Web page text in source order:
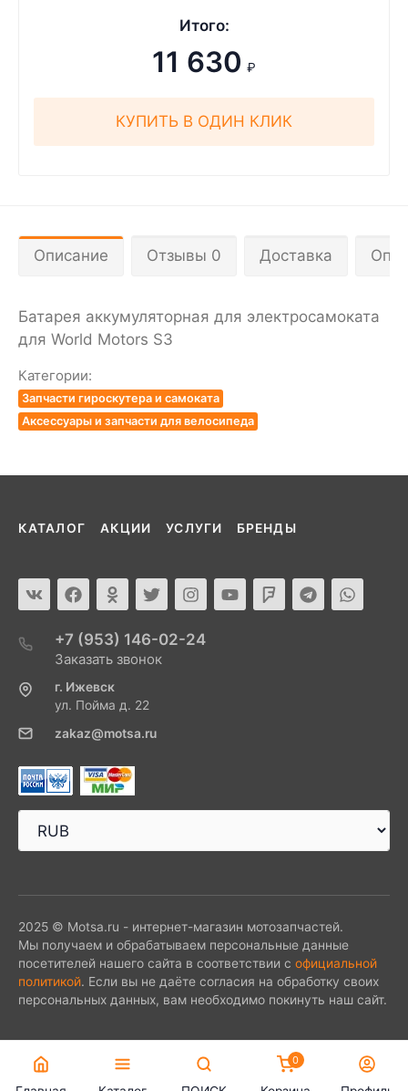
Итого:
11 630 ₽
КУПИТЬ В ОДИН КЛИК
Описание Отзывы 0 Доставка
Батарея аккумуляторная для электросамоката
для World Motors S3
Категории:
Запчасти гироскутера и самоката
Аксессуары и запчасти для велосипеда
КАТАЛОГ АКЦИИ УСЛУГИ БРЕНДЫ
+7 (953) 146-02-24
Заказать звонок
г. Ижевск
ул. Пойма д. 22
zakaz@motsa.ru
2025 © Motsa.ru - интернет-магазин мотозапчастей.
Мы получаем и обрабатываем персональные данные
посетителей нашего сайта в соответствии с официальной
политикой. Если вы не даёте согласия на обработку своих
персональных данных, вам необходимо покинуть наш сайт.
0